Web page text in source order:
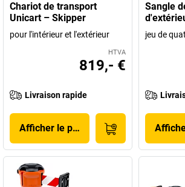
Chariot de transport
Unicart – Skipper
pour l'intérieur et l'extérieur
HTVA
819,- €
Livraison rapide
Afficher le produit
Sangle
jeu de